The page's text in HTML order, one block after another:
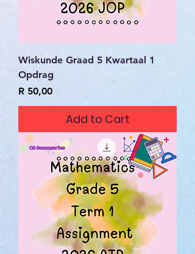
Wiskunde Graad 5 Kwartaal 1
Opdrag
Price
R 50,00
Add to Cart